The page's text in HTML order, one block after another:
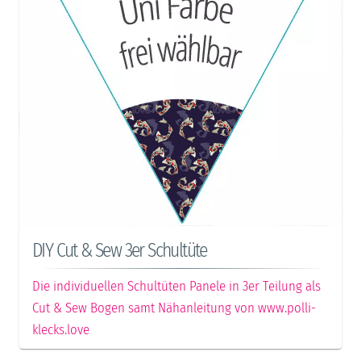
DIY Cut & Sew 3er Schultüte
Die individuellen Schultüten Panele in 3er Teilung als
Cut & Sew Bogen samt Nähanleitung von www.polli-
klecks.love